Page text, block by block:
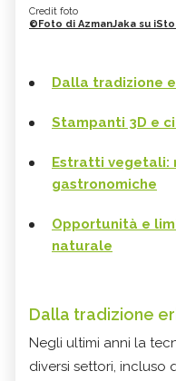
Credit foto
©Foto di AzmanJaka su
Dalla tradizione
Stampanti 3D e
Estratti vegetali:
gastronomiche
Opportunità e
naturale
Dalla tradizione
Negli ultimi anni la
diversi settori, incluso